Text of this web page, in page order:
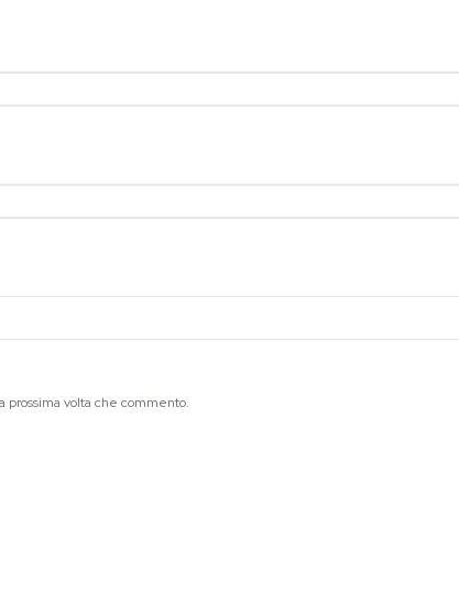
prossima volta che commento.